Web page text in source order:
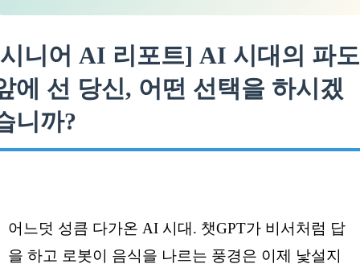
니어 AI 리포트] AI 시대의 파도
에 선 당신, 어떤 선택을 하시겠
니까?
어느덧 성큼 다가온 AI 시대. 챗GPT가 비서처럼 답
을 하고 로봇이 음식을 나르는 풍경은 이제 낯설지